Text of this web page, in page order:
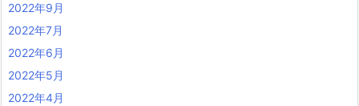
2022年9月
2022年7月
2022年6月
2022年5月
2022年4月